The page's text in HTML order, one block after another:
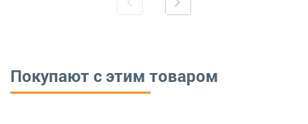
Покупают с этим товаром